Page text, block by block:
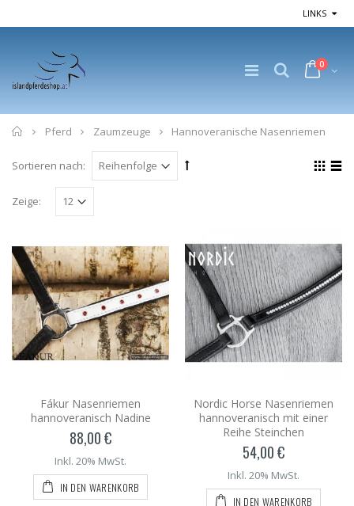
LINKS
0
Home
Pferd Zaumzeuge Hannoveranische Nasenriemen
Sortieren nach:
Zeige:
Fákur Nasenriemen
hannoveranisch Nadine
88,00 €
Inkl. 20% MwSt.
IN DEN WARENKORB
Nordic Horse Nasenriemen
hannoveranisch mit einer
Reihe Steinchen
54,00 €
Inkl. 20% MwSt.
IN DEN WARENKORB